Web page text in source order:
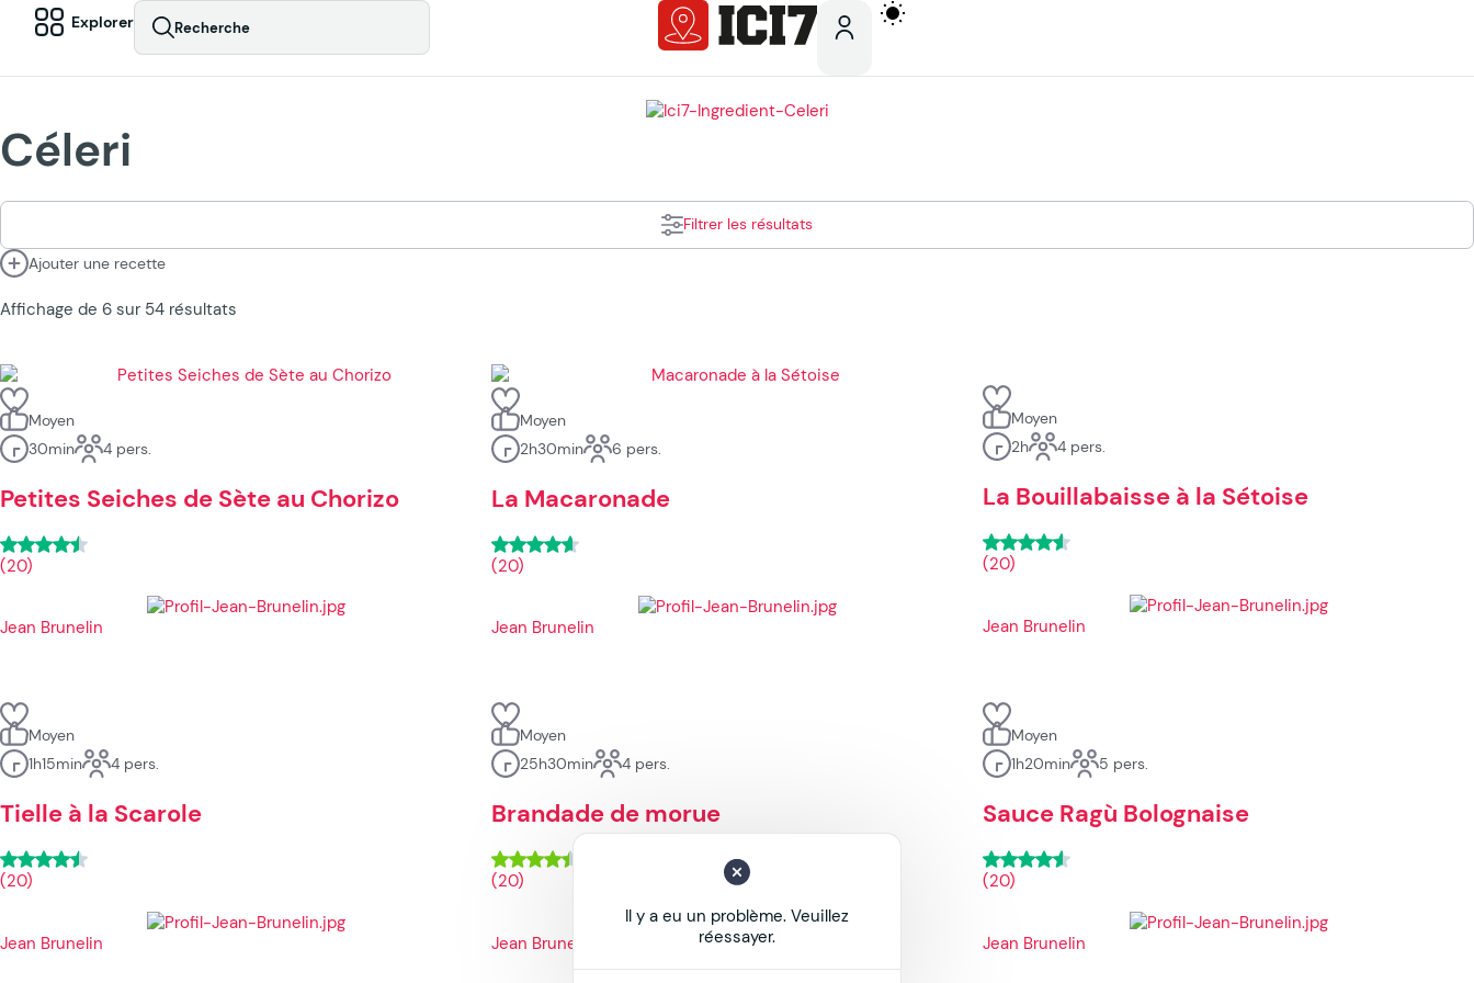
Explorer Recherche
Céleri
Filtrer les résultats
Ajouter une recette
Affichage de 6 sur 54 résultats
Moyen
30min
4 pers.
Petites Seiches de Sète au Chorizo
(20)
Jean Brunelin
Moyen
2h30min
6 pers.
La Macaronade
(20)
Jean Brunelin
Moyen
2h
4 pers.
La Bouillabaisse à la Sétoise
(20)
Jean Brunelin
Moyen
1h15min
4 pers.
Tielle à la Scarole
(20)
Jean Brunelin
Moyen
25h30min
4 pers.
Brandade de morue
(20)
Jean Brunelin
Moyen
1h20min
5 pers.
Sauce Ragù Bolognaise
(20)
Jean Brunelin
Il y a eu un problème. Veuillez
réessayer.